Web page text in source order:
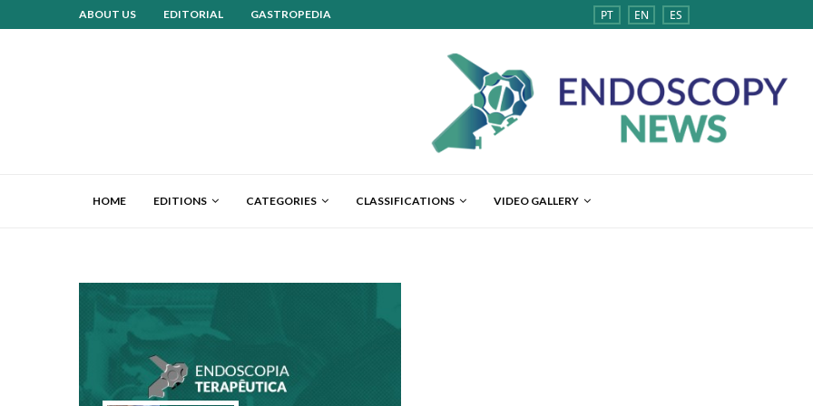
ABOUT US EDITORIAL GASTROPEDIA PT EN ES
HOME EDITIONS CATEGORIES CLASSIFICATIONS VIDEO GALLERY